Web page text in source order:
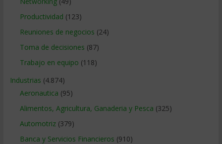
Productividad (123)
Reuniones de negocios (24)
Toma de decisiones (87)
Trabajo en equipo (118)
Industrias (4.874)
Aeronautica (95)
Alimentos, Agricultura, Ganaderia y Pesca (325)
Automotriz(379)
Banca y Servicios Financieros (910)